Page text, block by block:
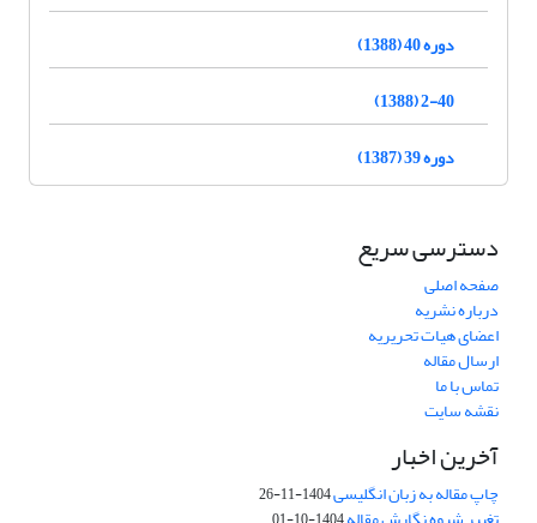
دوره 40 (1388)
2-40 (1388)
دوره 39 (1387)
دسترسی سریع
صفحه اصلی
درباره نشریه
اعضای هیات تحریریه
ارسال مقاله
تماس با ما
نقشه سایت
آخرین اخبار
چاپ مقاله به زبان انگلیسی1404-11-26